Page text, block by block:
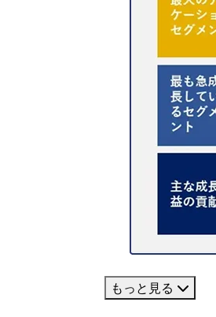
もっと見る